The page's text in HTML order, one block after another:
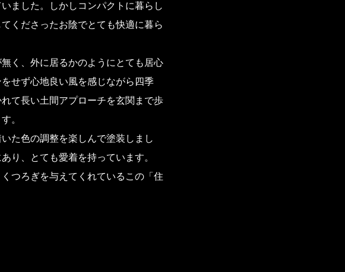
ました。しかしコンパクトに暮らし
くださったお陰でとても快適に暮ら
く、外に居るかのようにとても居心
せず心地良い風を感じながら四季
て長い土間アプローチを玄関まで歩
。
た色の調整を楽しんで塗装しまし
り、とても愛着を持っています。
つろぎを与えてくれているこの「住